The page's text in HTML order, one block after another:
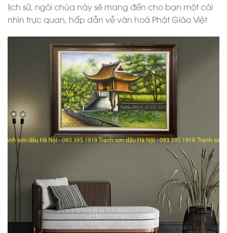
lịch sử, ngôi chùa này sẽ mang đến cho bạn một cái
nhìn trực quan, hấp dẫn về văn hoá Phật Giáo Việt